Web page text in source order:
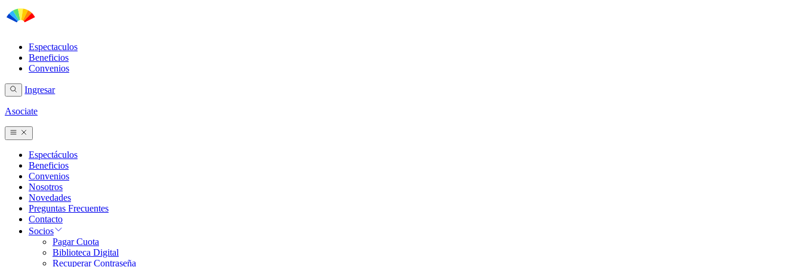
Espectaculos
Beneficios
Convenios
Ingresar
Asociate
Espectáculos
Beneficios
Convenios
Nosotros
Novedades
Preguntas Frecuentes
Contacto
Socios
Pagar Cuota
Biblioteca Digital
Recuperar Contraseña